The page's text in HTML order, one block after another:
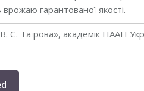
гарантованої якості.
Є. Таїрова», академік НААН